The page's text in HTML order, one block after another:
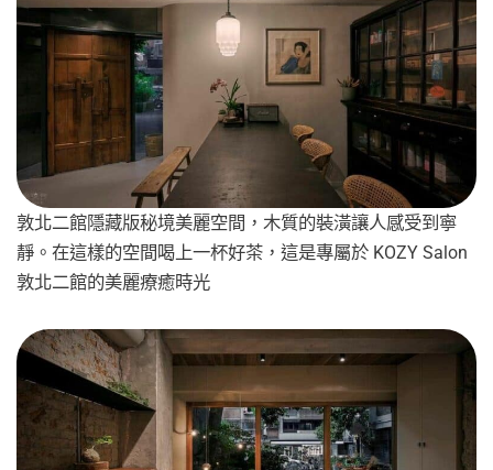
敦北二館隱藏版秘境美麗空間，木質的裝潢讓人感受到寧
靜。在這樣的空間喝上一杯好茶，這是專屬於 KOZY Salon
敦北二館的美麗療癒時光